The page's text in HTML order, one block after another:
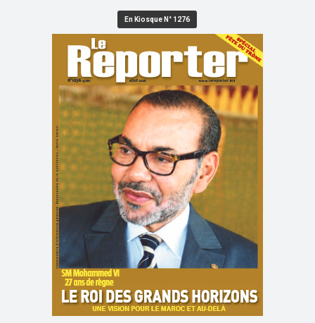
En Kiosque N° 1276